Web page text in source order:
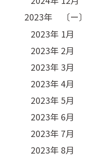
2023年 〔ー〕
2023年 1月
2023年 2月
2023年 3月
2023年 4月
2023年 5月
2023年 6月
2023年 7月
2023年 8月